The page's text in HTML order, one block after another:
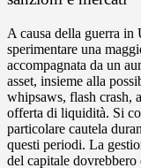
A causa della guerra in
sperimentare una
accompagnata da un
asset, insieme alla
whipsaws, flash crash,
offerta di liquidità. Si
particolare cautela
questi periodi. La
del capitale dovrebbero